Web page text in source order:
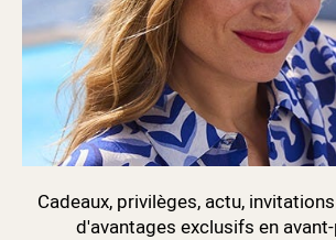
Cadeaux, privilèges, actu,
d'avantages exclusifs en